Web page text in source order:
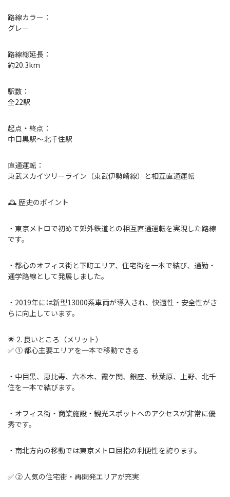
路線カラー：
グレー
路線総延長：
約20.3km
駅数：
全22駅
起点・終点：
中目黒駅～北千住駅
直通運転：
東武スカイツリーライン（東武伊勢崎線）と相互直通運転
🕰 歴史のポイント
・東京メトロで初めて郊外鉄道との相互直通運転を実現した路線
です。
・都心のオフィス街と下町エリア、住宅街を一本で結び、通勤・
通学路線として発展しました。
・2019年には新型13000系車両が導入され、快適性・安全性がさ
らに向上しています。
🌟 2. 良いところ（メリット）
✅ ① 都心主要エリアを一本で移動できる
・中目黒、恵比寿、六本木、霞ケ関、銀座、秋葉原、上野、北千
住を一本で結びます。
・オフィス街・商業施設・観光スポットへのアクセスが非常に優
秀です。
・南北方向の移動では東京メトロ屈指の利便性を誇ります。
✅ ② 人気の住宅街・再開発エリアが充実